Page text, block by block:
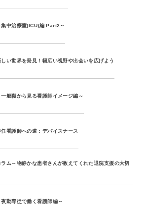
中治療室(ICU)編 Part2～
い世界を発見！幅広い視野や出会いを広げよう
般職から見る看護師イメージ編～
看護師への道：デバイスナース
ラム～物静かな患者さんが教えてくれた退院支援の大切
勤専従で働く看護師編～